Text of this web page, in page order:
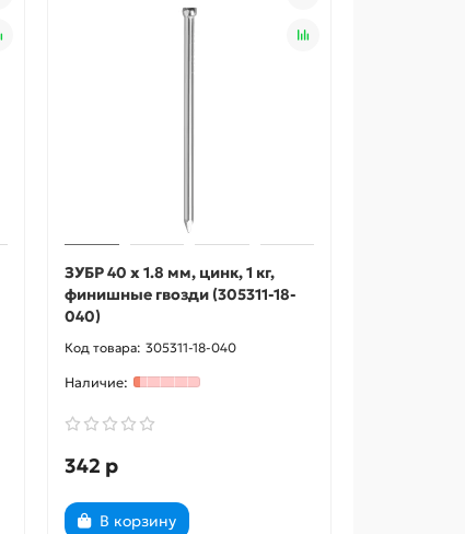
ЗУБР 40 x 1.8 мм, цинк, 1 кг,
финишные гвозди (305311-18-
040)
305311-18-040
342 р
В корзину